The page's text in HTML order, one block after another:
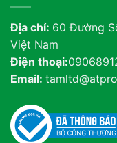
Địa chỉ: 60 Đường
Việt Nam
Điện thoại:
Email: